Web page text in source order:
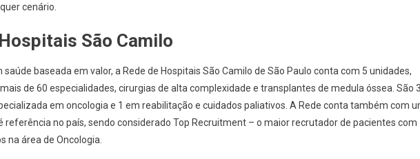
cenário.
São Camilo
baseada em valor, a Rede de Hospitais São Camilo de São Paulo conta com 5 unidades,
de 60 especialidades, cirurgias de alta complexidade e transplantes de medula óssea. São 3
em oncologia e 1 em reabilitação e cuidados paliativos. A Rede conta também com
referência no país, sendo considerado Top Recruitment – o maior recrutador de pacientes com
na área de Oncologia.